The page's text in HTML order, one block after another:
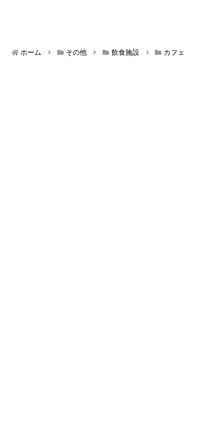
ホーム その他 飲食施設 カフェ